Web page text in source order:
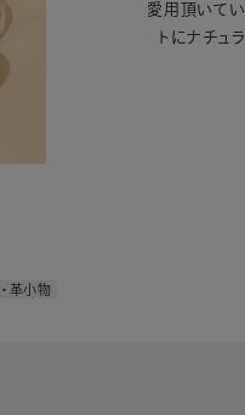
愛用頂いて
トにナチュ
革小物